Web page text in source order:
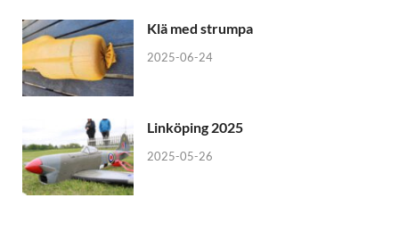
Klä med strumpa
2025-06-24
Linköping 2025
2025-05-26